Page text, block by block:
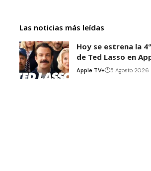
Las noticias más leídas
Hoy se estrena la
de Ted Lasso en
Apple TV+ 5 Agosto 2026